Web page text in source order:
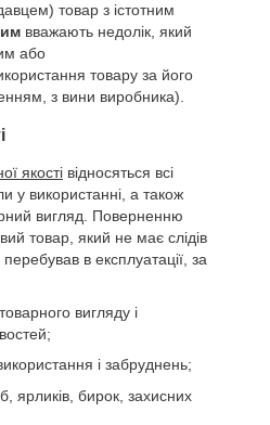
товар з істотним
вважають недолік, який
або
товару за його
з вини виробника).
якості відносяться всі
у використанні, а також
вигляд. Поверненню
товар, який не має слідів
в експлуатації, за
вигляду і
використання і забруднень;
ярликів, бирок, захисних